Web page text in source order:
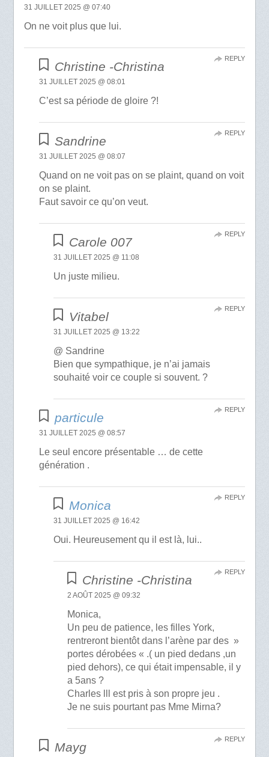
31 JUILLET 2025 @ 07:40
On ne voit plus que lui.
Christine -Christina
31 JUILLET 2025 @ 08:01
C’est sa période de gloire ?!
REPLY
Sandrine
31 JUILLET 2025 @ 08:07
Quand on ne voit pas on se plaint, quand on voit
on se plaint.
Faut savoir ce qu’on veut.
REPLY
Carole 007
31 JUILLET 2025 @ 11:08
Un juste milieu.
REPLY
Vitabel
31 JUILLET 2025 @ 13:22
@ Sandrine
Bien que sympathique, je n’ai jamais
souhaité voir ce couple si souvent. ?
REPLY
particule
31 JUILLET 2025 @ 08:57
Le seul encore présentable … de cette
génération .
REPLY
Monica
31 JUILLET 2025 @ 16:42
Oui. Heureusement qu il est là, lui..
REPLY
Christine -Christina
2 AOÛT 2025 @ 09:32
Monica,
Un peu de patience, les filles York,
rentreront bientôt dans l’arène par des »
portes dérobées « .( un pied dedans ,un
pied dehors), ce qui était impensable, il y
a 5ans ?
Charles lll est pris à son propre jeu .
Je ne suis pourtant pas Mme Mirna?
REPLY
Mayg
REPLY